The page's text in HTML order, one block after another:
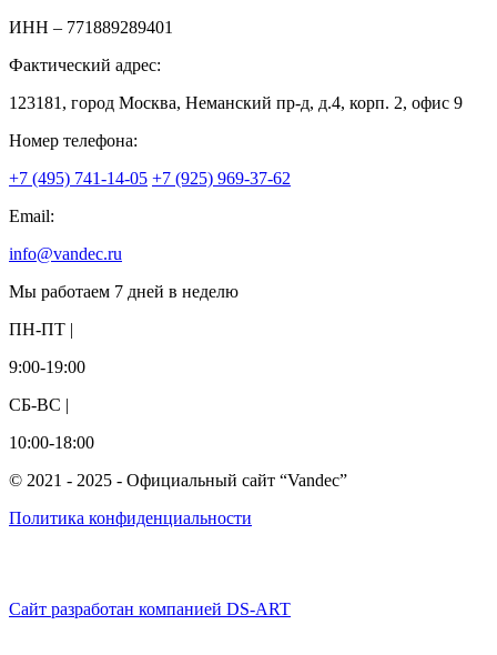
ИНН – 771889289401
Фактический адрес:
123181, город Москва, Неманский пр-д, д.4, корп. 2, офис 9
Номер телефона:
+7 (495) 741-14-05 +7 (925) 969-37-62
Email:
info@vandec.ru
Мы работаем 7 дней в неделю
ПН-ПТ |
9:00-19:00
СБ-ВС |
10:00-18:00
© 2021 - 2025 - Официальный сайт “Vandec”
Политика конфиденциальности
Сайт разработан компанией DS-ART